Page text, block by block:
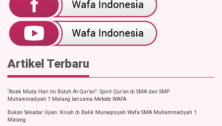
Artikel Terbaru
“Anak Muda Hari Ini Butuh Al-Qur’an”: Spirit Qur’an di SMA dan SMP
Muhammadiyah 1 Malang bersama Metode WAFA
Bukan Sekadar Ujian: Kisah di Balik Munaqosyah Wafa SMA Muhammadiyah 1
Malang